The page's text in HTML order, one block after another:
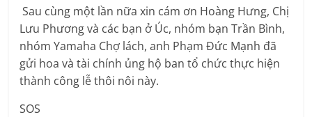
Sau cùng một lần nữa xin cám ơn Hoàng Hưng, Chị
Lưu Phương và các bạn ở Úc, nhóm bạn Trần Bình,
nhóm Yamaha Chợ lách, anh Phạm Đức Mạnh đã
gửi hoa và tài chính ủng hộ ban tổ chức thực hiện
thành công lễ thôi nôi này.
SOS